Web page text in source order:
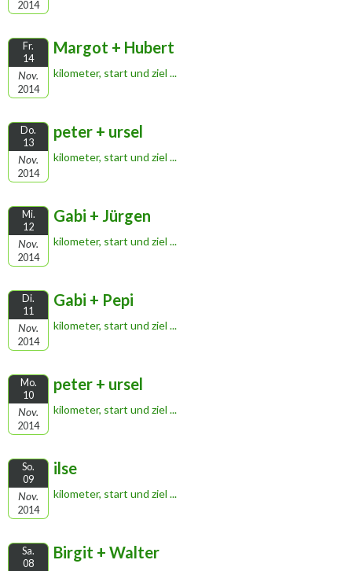
2014
Fr.
14
Nov.
2014
Margot + Hubert
kilometer, start und ziel ...
Do.
13
Nov.
2014
peter + ursel
kilometer, start und ziel ...
Mi.
12
Nov.
2014
Gabi + Jürgen
kilometer, start und ziel ...
Di.
11
Nov.
2014
Gabi + Pepi
kilometer, start und ziel ...
Mo.
10
Nov.
2014
peter + ursel
kilometer, start und ziel ...
So.
09
Nov.
2014
ilse
kilometer, start und ziel ...
Sa.
08
Birgit + Walter